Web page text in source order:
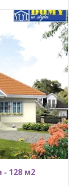
128 м2